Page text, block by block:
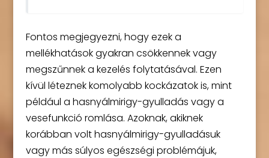
Fontos megjegyezni, hogy ezek a
mellékhatások gyakran csökkennek vagy
megszűnnek a kezelés folytatásával. Ezen
kívül léteznek komolyabb kockázatok is, mint
például a hasnyálmirigy-gyulladás vagy a
vesefunkció romlása. Azoknak, akiknek
korábban volt hasnyálmirigy-gyulladásuk
vagy más súlyos egészségi problémájuk,